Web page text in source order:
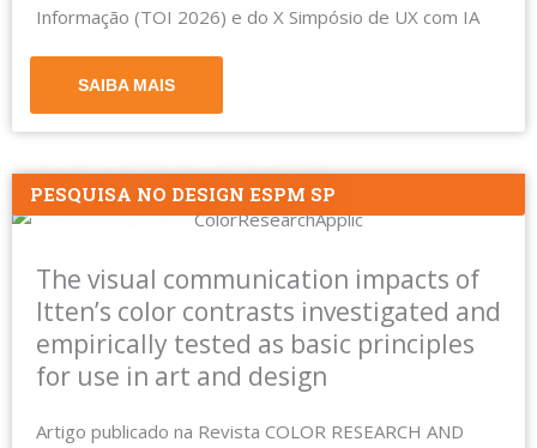
Informação (TOI 2026) e do X Simpósio de UX com IA
SAIBA MAIS
PESQUISA NO DESIGN ESPM SP
The visual communication impacts of
Itten’s color contrasts investigated and
empirically tested as basic principles
for use in art and design
Artigo publicado na Revista COLOR RESEARCH AND